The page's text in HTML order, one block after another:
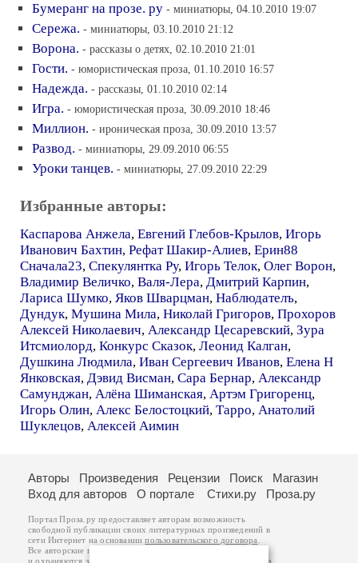
Бумеранг на прозе. ру - миниатюры, 04.10.2010 19:07
Сережа. - миниатюры, 03.10.2010 21:12
Ворона. - рассказы о детях, 02.10.2010 21:01
Гости. - юмористическая проза, 01.10.2010 16:57
Надежда. - рассказы, 01.10.2010 02:14
Игра. - юмористическая проза, 30.09.2010 18:46
Миллион. - ироническая проза, 30.09.2010 13:57
Развод. - миниатюры, 29.09.2010 06:55
Уроки танцев. - миниатюры, 27.09.2010 22:29
Избранные авторы:
Каспарова Анжела, Евгений Глебов-Крылов, Игорь
Иванович Бахтин, Рефат Шакир-Алиев, Ерин88
Сначала23, Спекулянтка Ру, Игорь Телок, Олег Ворон,
Владимир Величко, Валя-Лера, Дмитрий Карпин,
Лариса Шумко, Яков Шварцман, Наблюдателъ,
Дундук, Мушина Мила, Николай Григоров, Прохоров
Алексей Николаевич, Александр Цесаревский, Зура
Итсмиолорд, Конкурс Сказок, Леонид Калган,
Душкина Людмила, Иван Сергеевич Иванов, Елена Н
Янковская, Дэвид Висман, Сара Бернар, Александр
Самунджан, Алёна Шиманская, Артэм Григоренц,
Игорь Олин, Алекс Белостоцкий, Тарро, Анатолий
Шуклецов, Алексей Аимин
Авторы Произведения Рецензии Поиск
Магазин
Вход для авторов
О портале Стихи.ру Проза.ру
Портал Проза.ру предоставляет авторам возможность
свободной публикации своих литературных произведений в
сети Интернет на основаниипользовательского договора
Все авторские права на произведения принадлежат авторам
и охраняются законом . Перепечатка произведений возможна